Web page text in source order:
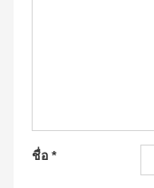
ชื่อ *